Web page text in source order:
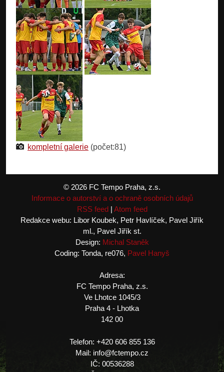
kompletní galerie (počet:81)
© 2026 FC Tempo Praha, z.s.
Informace o autorství a o ochraně osobních údajů
RSS feed| Atom feed
Redakce webu: Libor Koubek, Petr Havlíček, Pavel Jiřík
ml., Pavel Jiřík st.
Design: Michal Staněk
Coding: Tonda, re076, Pavel Hanyš
Adresa:
FC Tempo Praha, z.s.
Ve Lhotce 1045/3
Praha 4 - Lhotka
142 00
Telefon: +420 606 855 136
Mail: info@fctempo.cz
IČ: 00536288